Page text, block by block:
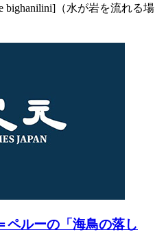
bighanilini]（水が岩を流れる場
ペルーの「海鳥の落し